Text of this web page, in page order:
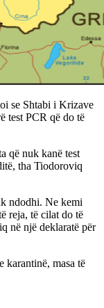
se Shtabi i Krizave
test PCR që do të
që nuk kanë test
tha Tiodoroviq
ndodhi. Ne kemi
reja, të cilat do të
në një deklaratë për
karantinë, masa të